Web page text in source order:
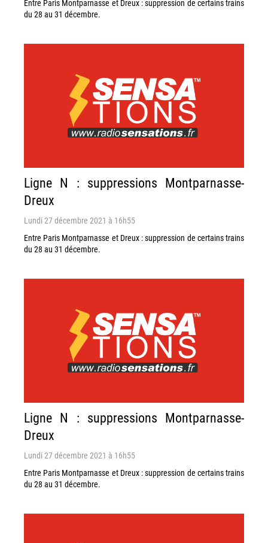
Entre Paris Montparnasse et Dreux : suppression de certains trains
du 28 au 31 décembre.
Ligne N : suppressions Montparnasse-
Dreux
Lundi 27 décembre 2021 à 16h55
Entre Paris Montparnasse et Dreux : suppression de certains trains
du 28 au 31 décembre.
Ligne N : suppressions Montparnasse-
Dreux
Lundi 27 décembre 2021 à 16h55
Entre Paris Montparnasse et Dreux : suppression de certains trains
du 28 au 31 décembre.